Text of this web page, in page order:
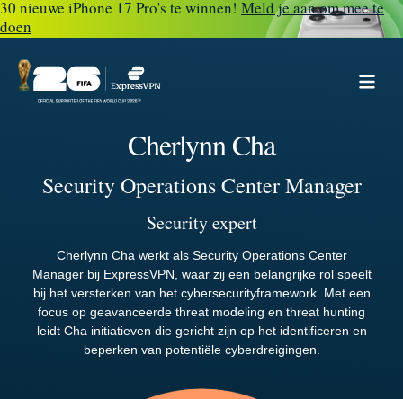
30 nieuwe iPhone 17 Pro's te winnen! Meld je aan om mee te
doen
Cherlynn Cha
Security Operations Center Manager
Security expert
Cherlynn Cha werkt als Security Operations Center
Manager bij ExpressVPN, waar zij een belangrijke rol speelt
bij het versterken van het cybersecurityframework. Met een
focus op geavanceerde threat modeling en threat hunting
leidt Cha initiatieven die gericht zijn op het identificeren en
beperken van potentiële cyberdreigingen.